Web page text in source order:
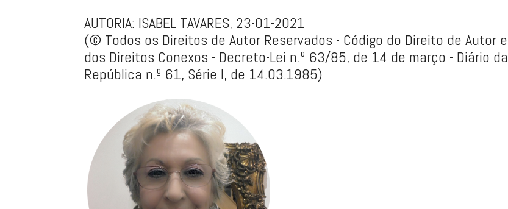
AUTORIA: ISABEL TAVARES, 23-01-2021
(© Todos os Direitos de Autor Reservados - Código do Direito de Autor e
dos Direitos Conexos - Decreto-Lei n.º 63/85, de 14 de março - Diário da
República n.º 61, Série I, de 14.03.1985)